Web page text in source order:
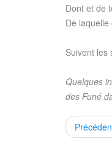
Dont et de
De
Suivent les
Quelques
des Funé